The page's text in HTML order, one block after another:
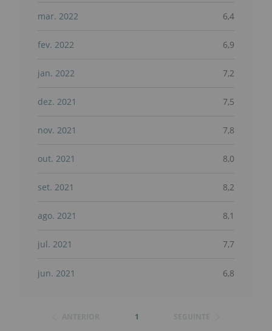
mar. 2022 6,4
fev. 2022 6,9
jan. 2022 7,2
dez. 2021 7,5
nov. 2021 7,8
out. 2021 8,0
set. 2021 8,2
ago. 2021 8,1
jul. 2021 7,7
jun. 2021 6,8
1